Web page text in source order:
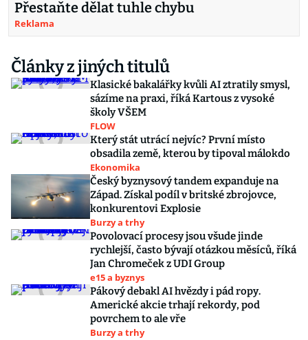
Přestaňte dělat tuhle chybu
Reklama
Články z jiných titulů
Klasické bakalářky kvůli AI ztratily smysl,
sázíme na praxi, říká Kartous z vysoké
školy VŠEM
FLOW
Který stát utrácí nejvíc? První místo
obsadila země, kterou by tipoval málokdo
Ekonomika
Český byznysový tandem expanduje na
Západ. Získal podíl v britské zbrojovce,
konkurentovi Explosie
Burzy a trhy
Povolovací procesy jsou všude jinde
rychlejší, často bývají otázkou měsíců, říká
Jan Chromeček z UDI Group
e15 a byznys
Pákový debakl AI hvězdy i pád ropy.
Americké akcie trhají rekordy, pod
povrchem to ale vře
Burzy a trhy